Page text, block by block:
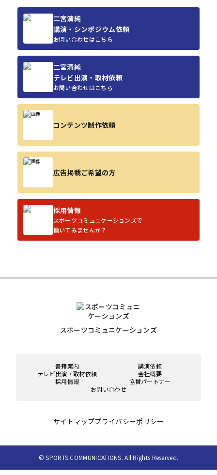
二宮清純
講演・シンポジウム依頼
お問い合わせはこちら
二宮清純
テレビ出演・取材依頼
お問い合わせはこちら
コンテンツ制作依頼
広告掲載ご希望の方
採用情報
スポーツコミュニケーションズで
働いてみませんか？
スポーツコミュニケーションズ
書籍案内
講演依頼
テレビ出演・取材依頼
会社概要
採用情報
協賛パートナー
お問い合わせ
サイトマッププライバシーポリシー
© SPORTS COMMUNICATIONS. All Rights Reserved.